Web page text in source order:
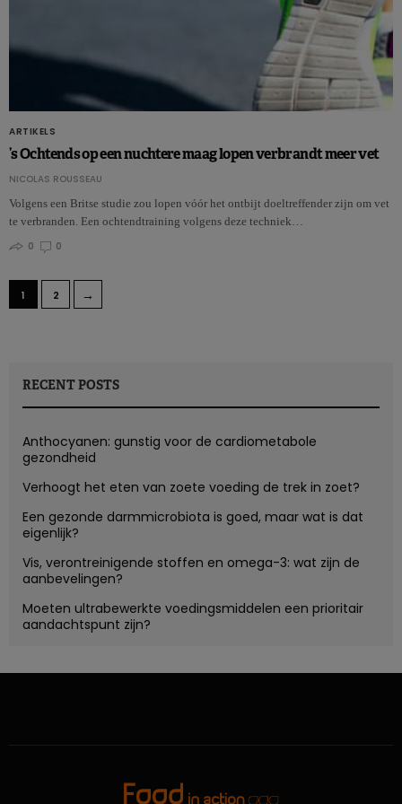
ARTIKELS
’s Ochtends op een nuchtere maag lopen verbrandt meer vet
NICOLAS ROUSSEAU
Volgens een Britse studie zou lopen vóór het ontbijt doeltreffender zijn om vet
te verbranden. Een ochtendtraining volgens deze techniek…
0
0
1 2 →
RECENT POSTS
Anthocyanen: gunstig voor de cardiometabole
gezondheid
Verhoogt het eten van zoete voeding de trek in zoet?
Een gezonde darmmicrobiota is goed, maar wat is dat
eigenlijk?
Vis, verontreinigende stoffen en omega-3: wat zijn de
aanbevelingen?
Moeten ultrabewerkte voedingsmiddelen een prioritair
aandachtspunt zijn?